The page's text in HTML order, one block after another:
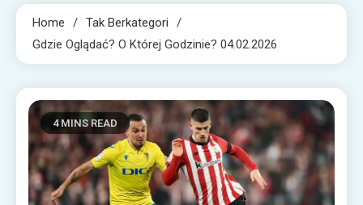
Home
Tak Berkategori
Gdzie Oglądać? O Której Godzinie? 04.02.2026
4 MINS READ